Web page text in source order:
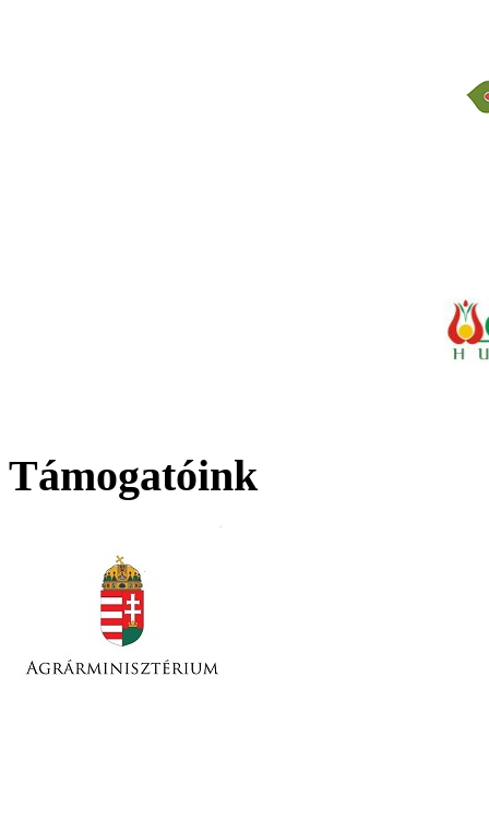
Támogatóink